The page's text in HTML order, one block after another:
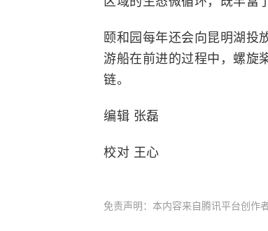
颐和园每年还会向昆明湖投
游船在前进的过程中，螺旋
链。
编辑 张磊
校对 王心
免责声明：本内容来自腾讯平台创作